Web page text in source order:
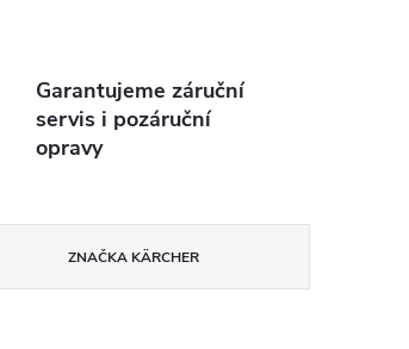
Garantujeme záruční
servis i pozáruční
opravy
ZNAČKA KÄRCHER